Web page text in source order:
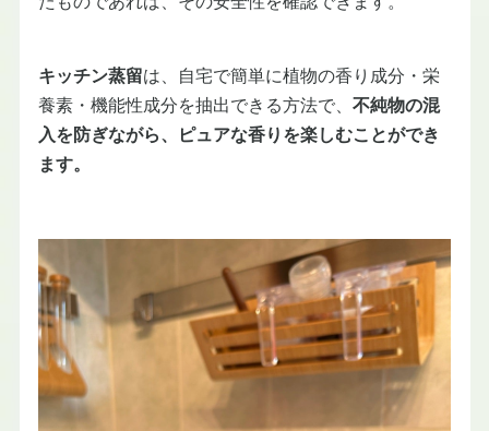
キッチン蒸留は、自宅で簡単に植物の香り成分・栄
養素・機能性成分を抽出できる方法で、 不純物の混
入を防ぎながら、ピュアな香りを楽しむことができ
ます。